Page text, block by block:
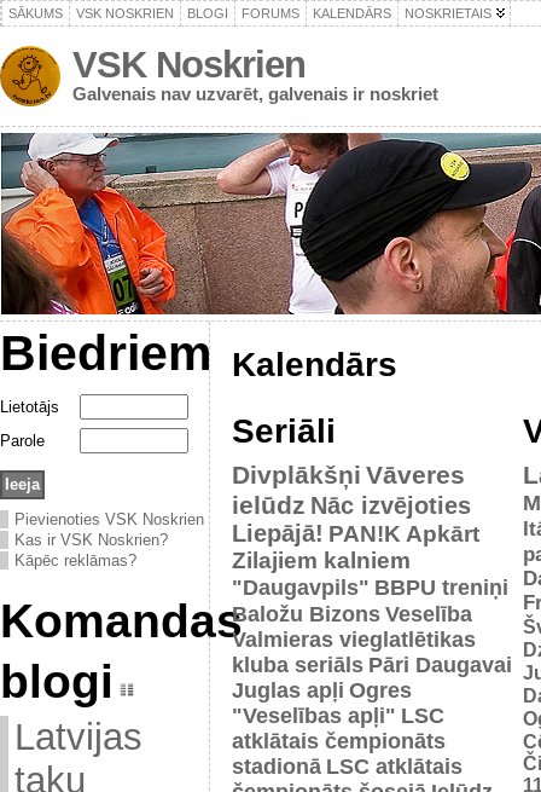
SĀKUMS VSK NOSKRIEN BLOGI FORUMS KALENDĀRS NOSKRIETAIS
VSK Noskrien
Galvenais nav uzvarēt, galvenais ir noskriet
Biedriem
Lietotājs
Parole
Pievienoties VSK Noskrien
Kas ir VSK Noskrien?
Kāpēc reklāmas?
Komandas
blogi
Latvijas
taku
Kalendārs
Seriāli
Divplākšņi Vāveres
ielūdz Nāc izvējoties
Liepājā! PAN!K Apkārt
Zilajiem kalniem
"Daugavpils" BBPU treniņi
Baložu BizonsVeselība
Valmieras vieglatlētikas
kluba seriāls Pāri Daugavai
Juglas apļi Ogres
"Veselības apļi" LSC
atklātais čempionāts
stadionā LSC atklātais